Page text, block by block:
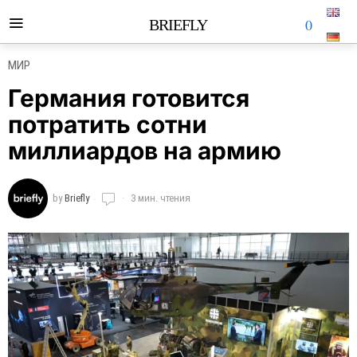
BRIEFLY 0
МИР
Германия готовится
потратить сотни
миллиардов на армию
byBriefly 3 мин. чтения